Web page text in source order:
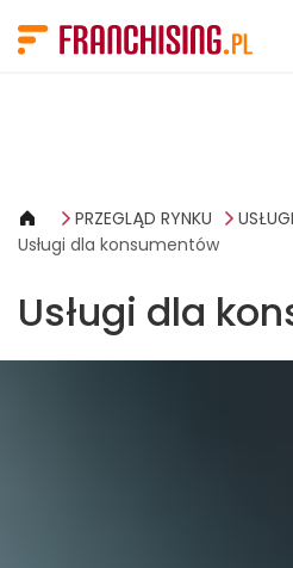
PRZEGLĄD RYNKU
USŁUGI
Usługi dla konsumentów
Usługi dla